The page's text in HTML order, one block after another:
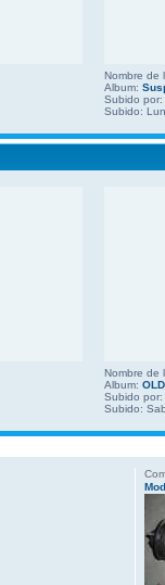
Nombre de
Album:
Subido por:
Subido:
Nombre de
Album: OLD
Subido por:
Subido: